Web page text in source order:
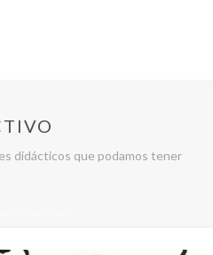
didácticos que podamos tener